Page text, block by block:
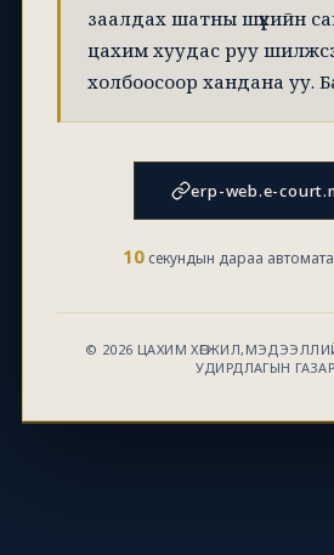
заалдах шатны шүүхийн
цахим хуудас руу
холбоосоор хандана уу.
erp-web.e-
10секундын дараа
© 2026 ЦАХИМ
УДИРДЛАГЫН